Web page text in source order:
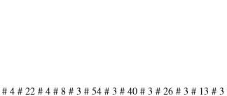
# 22 # 4 # 8 # 3 # 54 # 3 # 40 # 3 # 26 # 3 # 13 #